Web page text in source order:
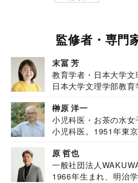
監修者・専門
末冨 芳
教育学者・日本大学
日本大学文理学部教
榊原 洋一
小児科医・お茶の水
小児科医。1951年東
原 哲也
一般社団法人
JAPAN代表・言語聴
1966年生まれ、明治